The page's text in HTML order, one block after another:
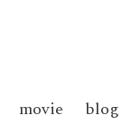
movie blog